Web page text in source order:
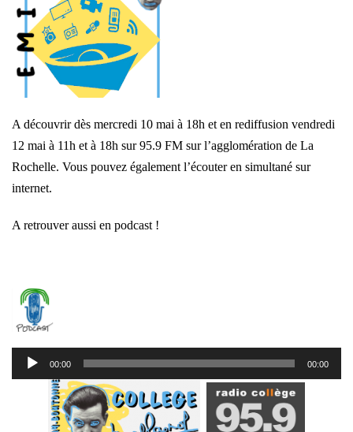
A découvrir dès mercredi 10 mai à 18h et en rediffusion vendredi
12 mai à 11h et à 18h sur 95.9 FM sur l’agglomération de La
Rochelle. Vous pouvez également l’écouter en simultané sur
internet.
A retrouver aussi en podcast !
Lecteur
audio
00:00 00:00